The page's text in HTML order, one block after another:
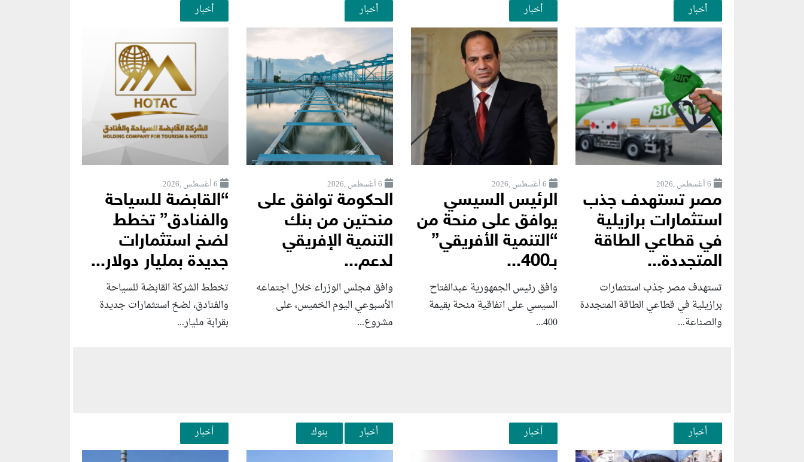
أخبار
6 أغسطس ,2026
مصر تستهدف جذب
استثمارات برازيلية
في قطاعي الطاقة
المتجددة...
تستهدف مصر جذب استثمارات
برازيلية في قطاعي الطاقة المتجددة
والصناعة...
أخبار
6 أغسطس ,2026
الرئيس السيسي
يوافق على منحة من
“التنمية الأفريقي”
بـ400...
وافق رئيس الجمهورية عبدالفتاح
السيسي على اتفاقية منحة بقيمة
400...
أخبار
6 أغسطس ,2026
الحكومة توافق على
منحتين من بنك
التنمية الإفريقي
لدعم...
وافق مجلس الوزراء خلال اجتماعه
الأسبوعي اليوم الخميس، على
مشروع...
أخبار
6 أغسطس ,2026
“القابضة للسياحة
والفنادق” تخطط
لضخ استثمارات
جديدة بمليار دولار...
تخطط الشركة القابضة للسياحة
والفنادق، لضخ استثمارات جديدة
بقرابة مليار...
أخبار أخبار أخبار بنوك أخبار